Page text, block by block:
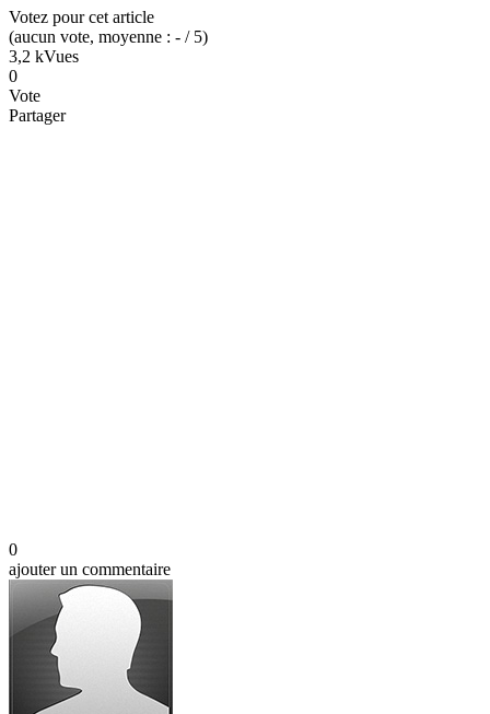
Votez pour cet article
(aucun vote, moyenne : - / 5)
3,2 kVues
0
Vote
Partager
0
ajouter un commentaire